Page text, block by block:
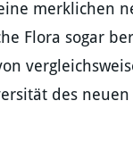
merklichen
Flora sogar
des neuen